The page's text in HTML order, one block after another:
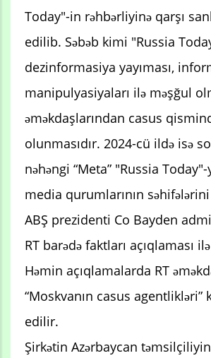
Today"-in rəhbərliyinə qarşı
edilib. Səbəb kimi "Russia
dezinformasiya yayıması,
manipulyasiyaları ilə məşğul
əməkdaşlarından casus
olunmasıdır. 2024-cü ildə isə
nəhəngi “Meta” "Russia
media qurumlarının
ABŞ prezidenti Co Bayden
RT barədə faktları açıqlaması
Həmin açıqlamalarda RT
“Moskvanın casus
edilir.
Şirkətin Azərbaycan